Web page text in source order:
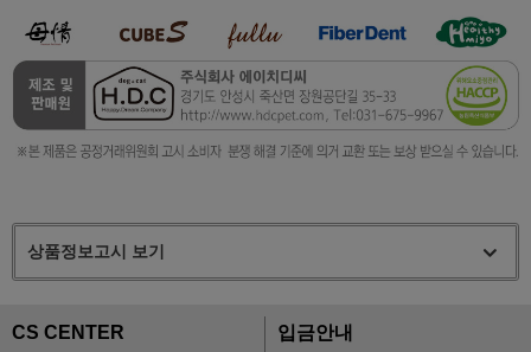
상품정보고시 보기
CS CENTER
입금안내